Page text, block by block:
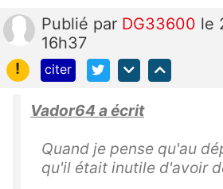
Publié par DG33600 le
16h37
!
citer
Vador64 a écrit
Quand je pense qu'au
qu'il était inutile d'avoir